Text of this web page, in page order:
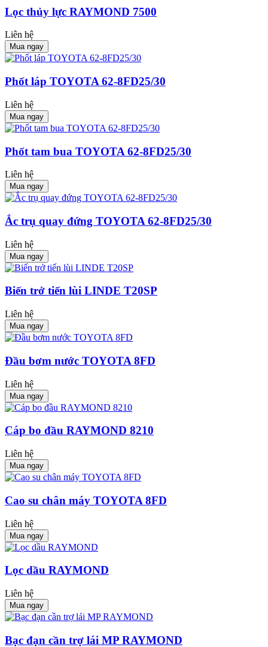
Lọc thủy lực RAYMOND 7500
Liên hệ
Mua ngay
Phốt láp TOYOTA 62-8FD25/30
Liên hệ
Mua ngay
Phốt tam bua TOYOTA 62-8FD25/30
Liên hệ
Mua ngay
Ắc trụ quay đứng TOYOTA 62-8FD25/30
Liên hệ
Mua ngay
Biến trở tiến lùi LINDE T20SP
Liên hệ
Mua ngay
Đầu bơm nước TOYOTA 8FD
Liên hệ
Mua ngay
Cáp bo đầu RAYMOND 8210
Liên hệ
Mua ngay
Cao su chân máy TOYOTA 8FD
Liên hệ
Mua ngay
Lọc dầu RAYMOND
Liên hệ
Mua ngay
Bạc đạn cần trợ lái MP RAYMOND